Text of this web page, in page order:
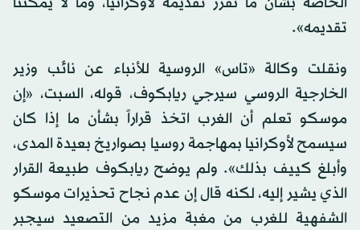
تقديمه».
ونقلت وكالة «تاس» الروسية للأنباء عن نائب وزير
الخارجية الروسي سيرجي ريابكوف، قوله، السبت، «إن
موسكو تعلم أن الغرب اتخذ قراراً بشأن ما إذا كان
سيسمح لأوكرانيا بمهاجمة روسيا بصواريخ بعيدة المدى،
وأبلغ كييف بذلك». ولم يوضح ريابكوف طبيعة القرار
الذي يشير إليه، لكنه قال إن عدم نجاح تحذيرات موسكو
الشفهية للغرب من مغبة مزيد من التصعيد سيجبر